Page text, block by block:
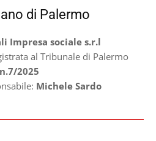
di Palermo
Impresa sociale s.r.l
al Tribunale di Palermo
n.7/2025
Michele Sardo